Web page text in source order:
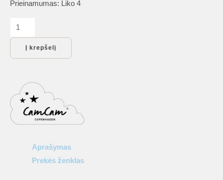
Prieinamumas: Liko 4
produkto
kiekis:
Seilinukai
seilinukų
rinkinys
„Flower”,
Į krepšelį
Aprašymas
Prekės ženklas